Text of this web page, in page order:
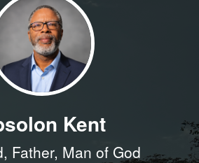
Kent
Father, Man of God